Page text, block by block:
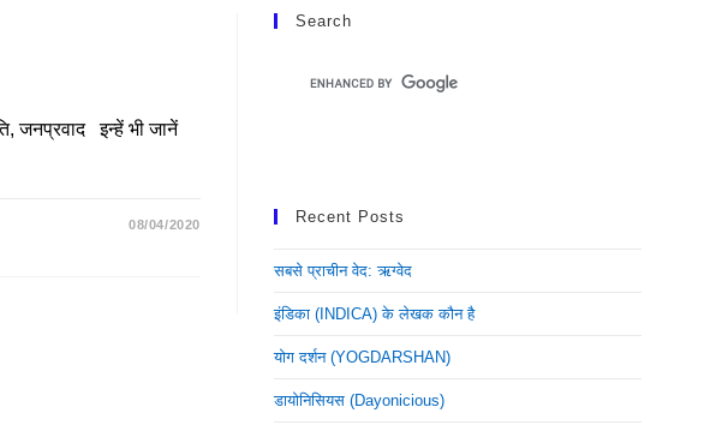
जनप्रवाद इन्हें भी जानें
08/04/2020
Search
Recent Posts
सबसे प्राचीन वेद: ऋग्वेद
इंडिका (INDICA) के लेखक कौन है
योग दर्शन (YOGDARSHAN)
डायोनिसियस (dayonicious)